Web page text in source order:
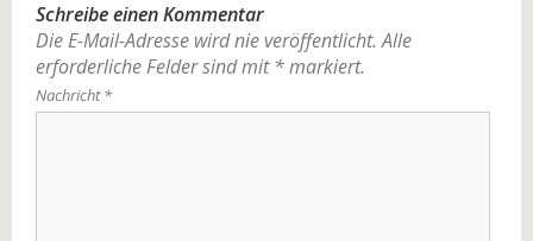
Schreibe einen Kommentar
Die E-Mail-Adresse wird nie veröffentlicht. Alle
erforderliche Felder sind mit *markiert.
Nachricht*